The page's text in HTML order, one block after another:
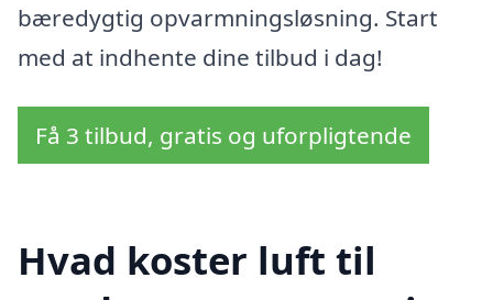
bæredygtig opvarmningsløsning. Start
med at indhente dine tilbud i dag!
Få 3 tilbud, gratis og uforpligtende
Hvad koster luft til